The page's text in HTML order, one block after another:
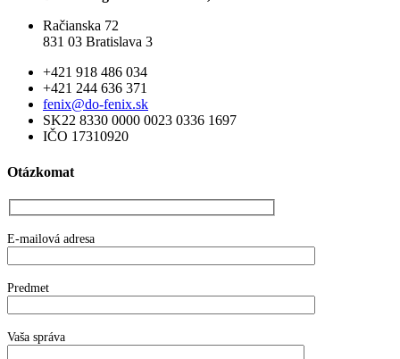
Račianska 72
831 03 Bratislava 3
+421 918 486 034
+421 244 636 371
fenix@do-fenix.sk
SK22 8330 0000 0023 0336 1697
IČO 17310920
Otázkomat
E-mailová adresa
Predmet
Vaša správa